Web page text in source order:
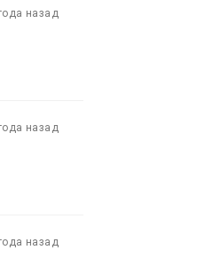
назад
назад
назад